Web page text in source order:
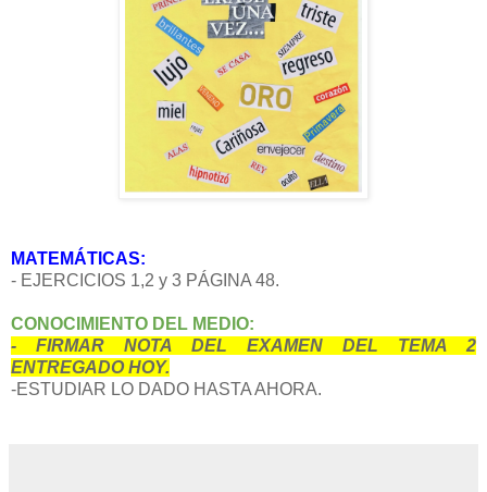
MATEMÁTICAS:
- EJERCICIOS 1,2 y 3 PÁGINA 48.
CONOCIMIENTO DEL MEDIO:
- FIRMAR NOTA DEL EXAMEN DEL TEMA 2
ENTREGADO HOY.
-ESTUDIAR LO DADO HASTA AHORA.